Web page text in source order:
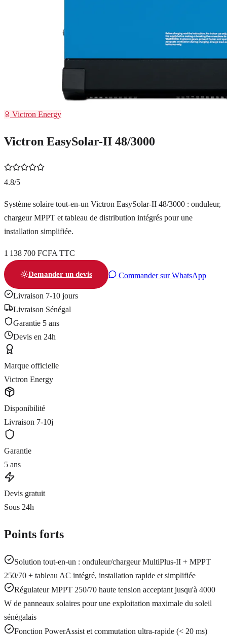
Victron Energy
Victron EasySolar-II 48/3000
4.8/5
Système solaire tout-en-un Victron EasySolar-II 48/3000 : onduleur,
chargeur MPPT et tableau de distribution intégrés pour une
installation simplifiée.
1 138 700 FCFA TTC
Demander un devis Commander sur WhatsApp
Livraison 7-10 jours
Livraison Sénégal
Garantie 5 ans
Devis en 24h
Marque officielle
Victron Energy
Disponibilité
Livraison 7-10j
Garantie
5 ans
Devis gratuit
Sous 24h
Points forts
Solution tout-en-un : onduleur/chargeur MultiPlus-II + MPPT
250/70 + tableau AC intégré, installation rapide et simplifiée
Régulateur MPPT 250/70 haute tension acceptant jusqu'à 4000
W de panneaux solaires pour une exploitation maximale du soleil
sénégalais
Fonction PowerAssist et commutation ultra-rapide (< 20 ms)